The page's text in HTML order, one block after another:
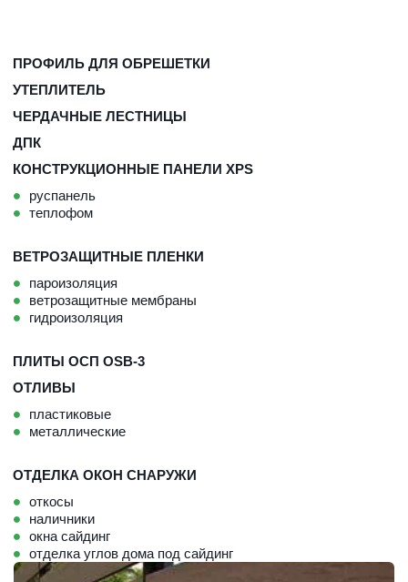
ПРОФИЛЬ ДЛЯ ОБРЕШЕТКИ
УТЕПЛИТЕЛЬ
ЧЕРДАЧНЫЕ ЛЕСТНИЦЫ
ДПК
КОНСТРУКЦИОННЫЕ ПАНЕЛИ XPS
руспанель
теплофом
ВЕТРОЗАЩИТНЫЕ ПЛЕНКИ
пароизоляция
ветрозащитные мембраны
гидроизоляция
ПЛИТЫ ОСП OSB-3
ОТЛИВЫ
пластиковые
металлические
ОТДЕЛКА ОКОН СНАРУЖИ
откосы
наличники
окна сайдинг
отделка углов дома под сайдинг